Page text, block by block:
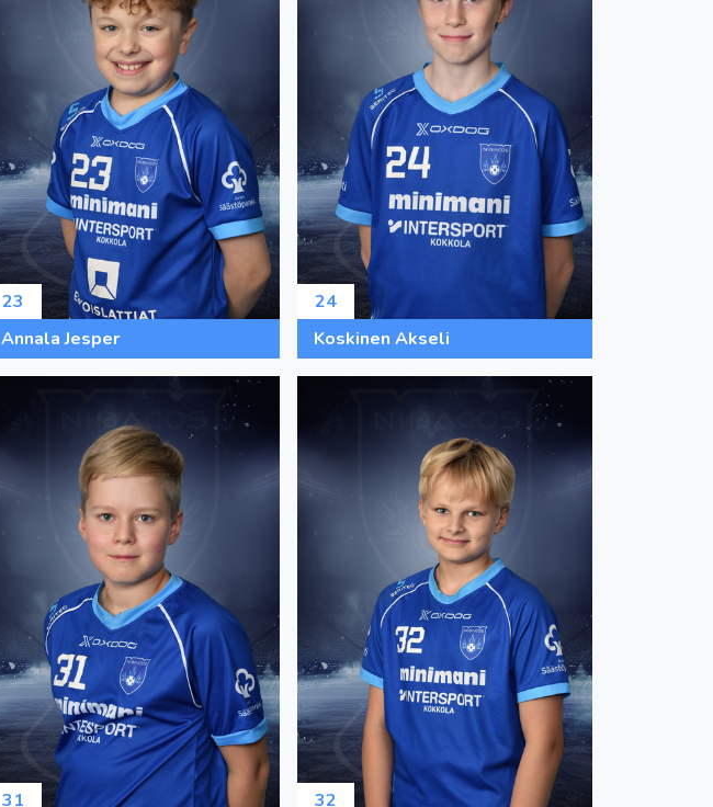
23
Annala Jesper
24
Koskinen Akseli
31 32